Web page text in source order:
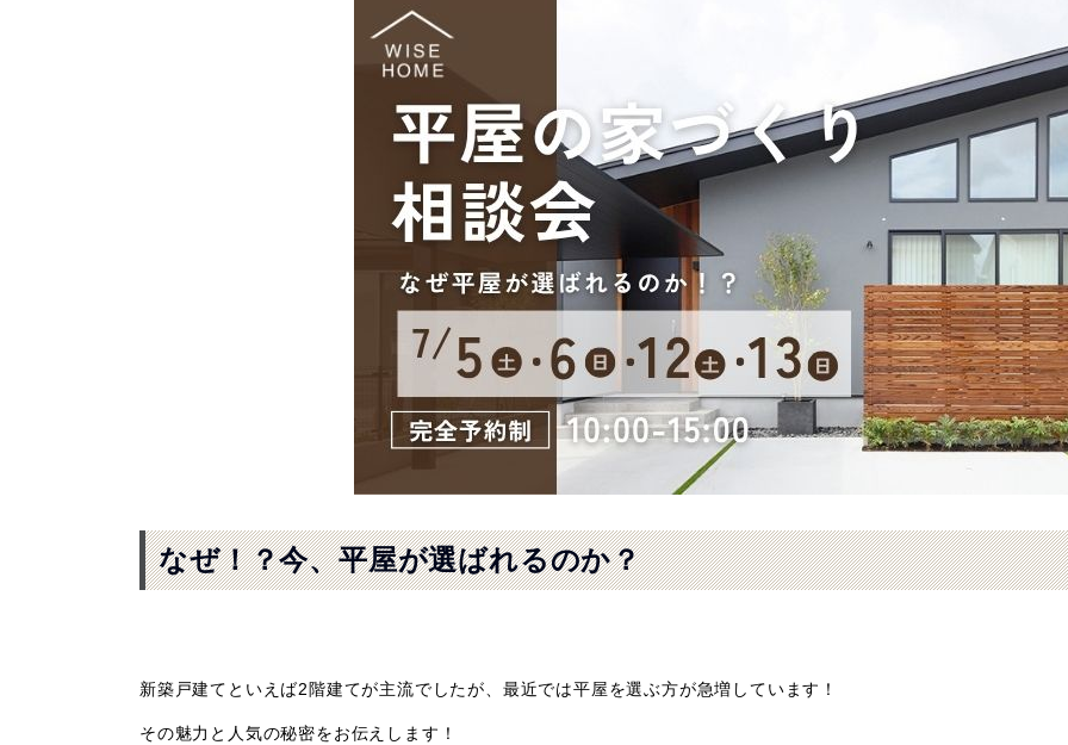
なぜ！？今、平屋が選ばれるのか？
新築戸建てといえば2階建てが主流でしたが、最近では平屋を選ぶ方が急増しています！
その魅力と人気の秘密をお伝えします！